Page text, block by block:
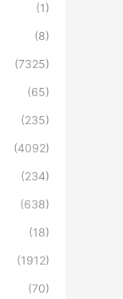
(1)
(8)
(7325)
(65)
(235)
(4092)
(234)
(638)
(18)
(1912)
(70)